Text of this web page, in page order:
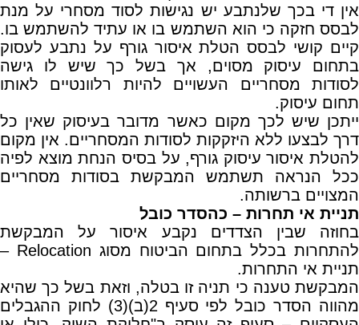
אין די בכך שלנתבע יש נגישות לסוד מסחרי על מנת
לבסס חזקה כי הוא השתמש בו או עתיד להשתמש בו.
קיים קושי לבסס הטלת איסור גורף על נתבע לעסוק
בתחום עיסוק מסוים, אך בשל כך שיש לו גישה
לסודות מסחריים העשויים להיות רלוונטיים לאותו
תחום עיסוק.
ייתכן שיש לכך מקום כאשר מדובר בעיסוק שאין כל
דרך לבצעו ללא היזקקות לסודות המסחריים. אין מקום
להטלת איסור עיסוק גורף, על בסיס הנחת מוצא לפיה
ככל הנראה תשתמש המבקשת בסודות מסחריים
המצויים ברשותה.
תניית אי תחרות – כהסדר כובל
בחוזה שבין הצדדים נקבע איסור על המבקשת
להתחרות בכלל בתחום הביטוח מסוג Relocation –
תניית אי התחרות.
המבקשת טענה כי תניה זו בטלה, וזאת בשל כך שהיא
מהווה הסדר כובל לפי סעיף 2(ב)(3) לחוק ההגבלים